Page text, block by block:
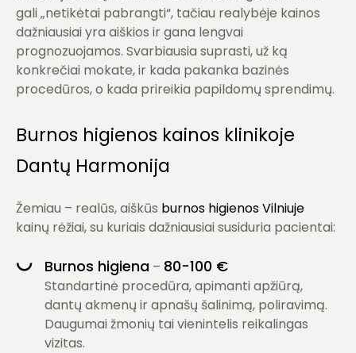
gali „netikėtai pabrangti“, tačiau realybėje kainos
dažniausiai yra aiškios ir gana lengvai
prognozuojamos. Svarbiausia suprasti,už ką
konkrečiai mokate, ir kada pakanka bazinės
procedūros, o kada prireikia papildomų sprendimų.
Burnos higienos kainos klinikoje
Dantų Harmonija
Žemiau – realūs, aiškūs burnos higienos Vilniuje
kainų rėžiai, su kuriais dažniausiai susiduria pacientai:
Burnos higiena – 80-100 €
Standartinė procedūra, apimanti apžiūrą,
dantų akmenų ir apnašų šalinimą, poliravimą.
Daugumai žmonių tai vienintelis reikalingas
vizitas.